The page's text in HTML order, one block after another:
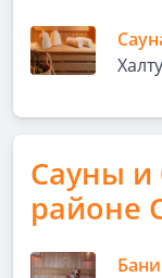
Сауны и
районе